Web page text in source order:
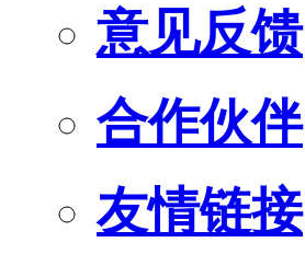
意见反馈
合作伙伴
友情链接